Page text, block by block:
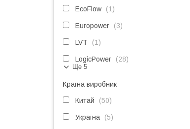
EcoFlow 1
Europower 3
LVT 1
LogicPower 28
Ще 5
Країна виробник
Китай 50
Україна 5